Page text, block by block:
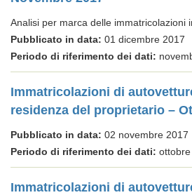
Analisi per marca delle immatricolazioni
Pubblicato in data: 01 dicembre 2017
Periodo di riferimento dei dati:
Immatricolazioni di
residenza del proprietario –
Pubblicato in data: 02 novembre 2017
Periodo di riferimento dei dati:
Immatricolazioni di